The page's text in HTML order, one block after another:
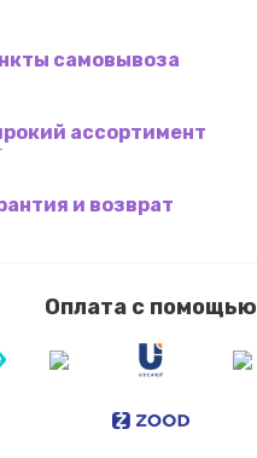
самовывоза
ассортимент
и возврат
Оплата с помощью